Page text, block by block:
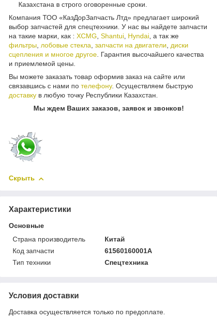
Казахстана в строго оговоренные сроки.
Компания ТОО «КазДорЗапчасть Лтд» предлагает широкий
выбор запчастей для спецтехники. У нас вы найдете запчасти
на такие марки, как : XCMG, Shantui, Hyndai, а так же
фильтры, лобовые стекла, запчасти на двигатели, диски
сцепления и многое другое. Гарантия высочайшего качества
и приемлемой цены.
Вы можете заказать товар оформив заказ на сайте или
связавшись с нами по телефону. Осуществляем быструю
доставку в любую точку Республики Казахстан.
Мы ждем Ваших заказов, заявок и звонков!
Скрыть
Характеристики
Основные
Страна производитель
Китай
Код запчасти
61560160001A
Тип техники
Спецтехника
Условия доставки
Доставка осуществляется только по предоплате.